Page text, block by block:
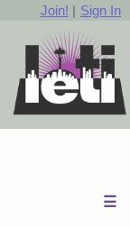
Join! | Sign In
☰